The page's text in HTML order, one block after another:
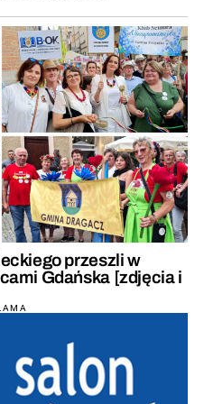
przeszli w
Gdańska [zdjęcia i